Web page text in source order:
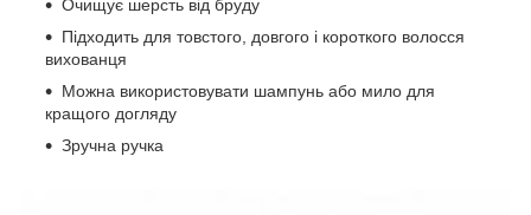
Очищує шерсть від бруду
Підходить для товстого, довгого і короткого волосся
вихованця
Можна використовувати шампунь або мило для
кращого догляду
Зручна ручка